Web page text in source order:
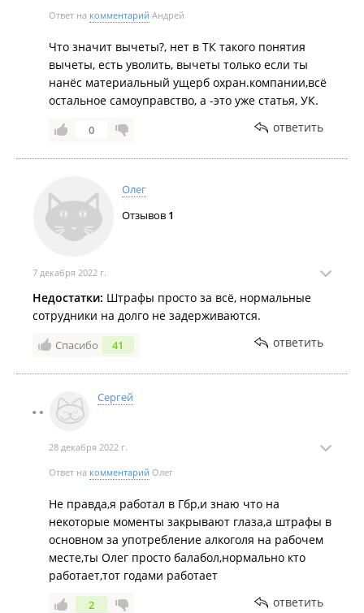
Ответ на комментарий Андрей
Что значит вычеты?, нет в ТК такого понятия
вычеты, есть уволить, вычеты только если ты
нанёс материальный ущерб охран.компании,всё
остальное самоуправство, а -это уже статья, УК.
0 ответить
Олег
Отзывов 1
7 декабря 2022 г.
Недостатки: Штрафы просто за всё, нормальные
сотрудники на долго не задерживаются.
Спасибо 41 ответить
Сергей
28 декабря 2022 г.
Ответ на комментарий Олег
Не правда,я работал в Гбр,и знаю что на
некоторые моменты закрывают глаза,а штрафы в
основном за употребление алкоголя на рабочем
месте,ты Олег просто балабол,нормально кто
работает,тот годами работает
2 ответить